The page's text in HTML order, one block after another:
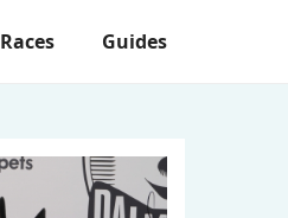
Races Guides